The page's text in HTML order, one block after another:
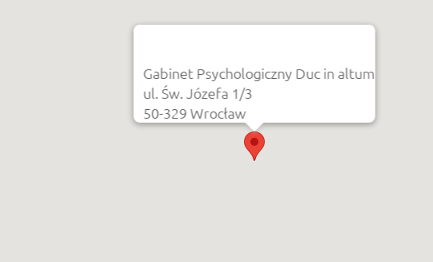
Gabinet Psychologiczny Duc in altum
ul. Św. Józefa 1/3
50-329 Wrocław